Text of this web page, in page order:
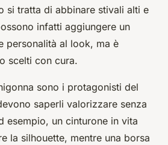
si tratta di abbinare stivali alti e
infatti aggiungere un
personalità al look, ma è
scelti con cura.
sono i protagonisti del
saperli valorizzare senza
esempio, un cinturone in vita
la silhouette, mentre una borsa